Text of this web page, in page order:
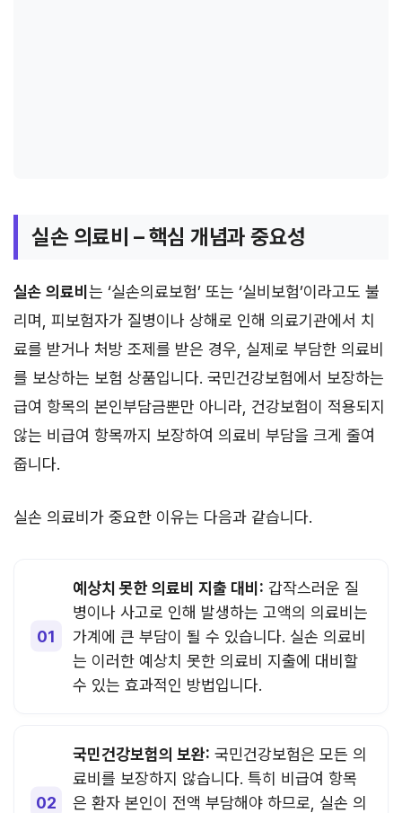
실손 의료비 – 핵심 개념과 중요성
실손 의료비는 ‘실손의료보험’ 또는 ‘실비보험’이라고도 불
리며, 피보험자가 질병이나 상해로 인해 의료기관에서 치
료를 받거나 처방 조제를 받은 경우, 실제로 부담한 의료비
를 보상하는 보험 상품입니다. 국민건강보험에서 보장하는
급여 항목의 본인부담금뿐만 아니라, 건강보험이 적용되지
않는 비급여 항목까지 보장하여 의료비 부담을 크게 줄여
줍니다.
실손 의료비가 중요한 이유는 다음과 같습니다.
예상치 못한 의료비 지출 대비: 갑작스러운 질
병이나 사고로 인해 발생하는 고액의 의료비는
가계에 큰 부담이 될 수 있습니다. 실손 의료비
는 이러한 예상치 못한 의료비 지출에 대비할
수 있는 효과적인 방법입니다.
국민건강보험의 보완: 국민건강보험은 모든 의
료비를 보장하지 않습니다. 특히 비급여 항목
은 환자 본인이 전액 부담해야 하므로, 실손 의